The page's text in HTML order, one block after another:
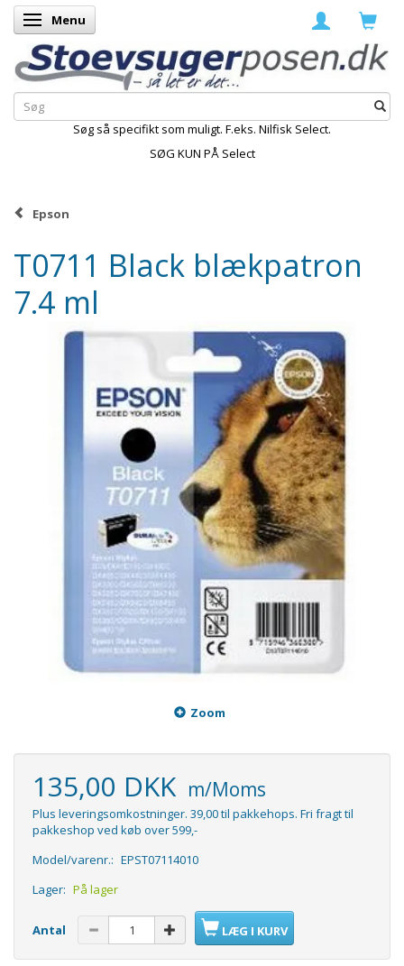
Skifte navigation
Menu
Søg så specifikt som muligt. F.eks. Nilfisk Select.
SØG KUN PÅ Select
Epson
T0711 Black blækpatron
7.4 ml
Zoom
135,00 DKK m/Moms
Plus leveringsomkostninger. 39,00 til pakkehops. Fri fragt til
pakkeshop ved køb over 599,-
Model/varenr.: EPST07114010
Lager: På lager
Antal LÆG I KURV